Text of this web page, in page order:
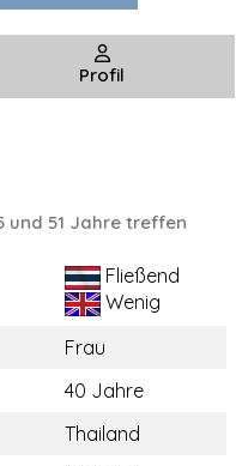
Profil
und 51 Jahre treffen
Fließend
Wenig
Frau
40 Jahre
Thailand